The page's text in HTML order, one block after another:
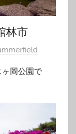
林市
岡公園で